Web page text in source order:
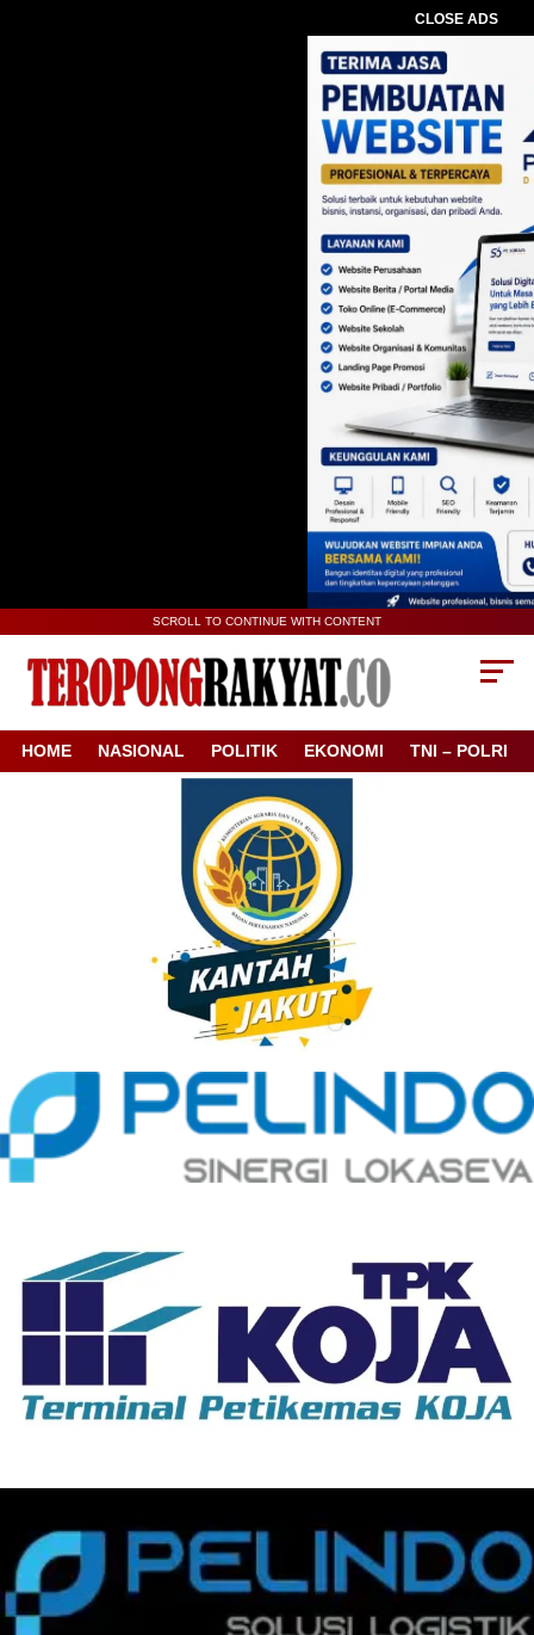
CLOSE ADS
SCROLL TO CONTINUE WITH CONTENT
HOME NASIONAL POLITIK EKONOMI TNI – POLRI